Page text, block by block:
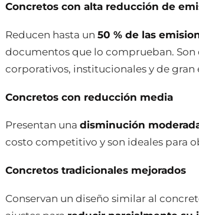
Concretos con alta reducción de
Reducen hasta un 50 % de las
documentos que lo comprueban. Son
corporativos, institucionales y de gran
Concretos con reducción media
Presentan una disminución
costo competitivo y son ideales para
Concretos tradicionales mejorados
Conservan un diseño similar al